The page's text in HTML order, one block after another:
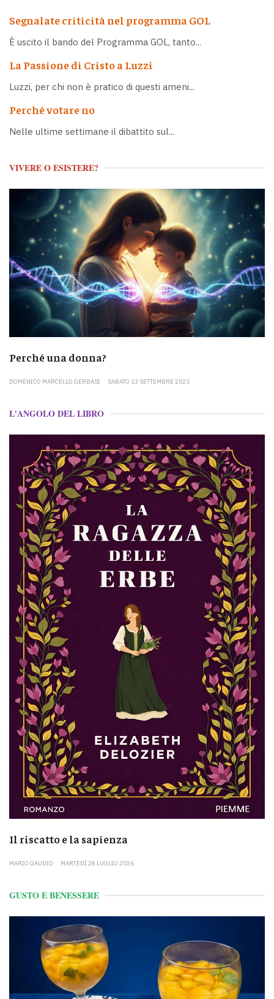
Segnalate criticità nel programma GOL
È uscito il bando del Programma GOL, tanto...
La Passione di Cristo a Luzzi
Luzzi, per chi non è pratico di questi ameni...
Perché votare no
Nelle ultime settimane il dibattito sul...
VIVERE O ESISTERE?
Perché una donna?
DOMENICO MARCELLO GERBASI SABATO 13 SETTEMBRE 2025
L'ANGOLO DEL LIBRO
Il riscatto e la sapienza
MARIO GAUDIO MARTEDÌ 28 LUGLIO 2026
GUSTO E BENESSERE